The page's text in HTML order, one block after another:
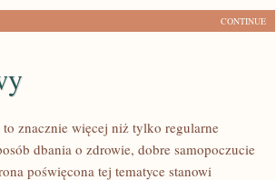
CONTINUE
znacznie więcej niż tylko regularne
dbania o zdrowie, dobre samopoczucie
poświęcona tej tematyce stanowi